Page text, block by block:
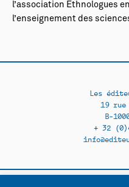
l’association Ethnologues
l’enseignement des
Les
19 rue
B-
+ 32